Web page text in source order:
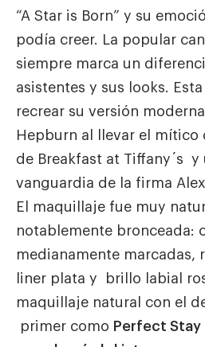
“A Star is Born” y su
podía creer. La popular
siempre marca un
asistentes y sus looks.
recrear su versión
Hepburn al llevar el mítico
de Breakfast at Tiffany´s
vanguardia de la firma
El maquillaje fue muy
notablemente bronceada:
medianamente marcadas,
liner plata y brillo labial
maquillaje natural con el
primer como Perfect Stay